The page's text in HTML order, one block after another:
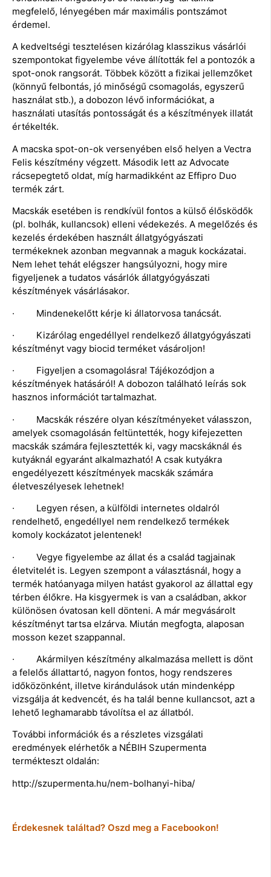
megfelelő, lényegében már maximális pontszámot
érdemel.
A kedveltségi tesztelésen kizárólag klasszikus vásárlói
szempontokat figyelembe véve állították fel a pontozók a
spot-onok rangsorát. Többek között a fizikai jellemzőket
(könnyű felbontás, jó minőségű csomagolás, egyszerű
használat stb.), a dobozon lévő információkat, a
használati utasítás pontosságát és a készítmények illatát
értékelték.
A macska spot-on-ok versenyében első helyen a Vectra
Felis készítmény végzett. Második lett az Advocate
rácsepegtető oldat, míg harmadikként az Effipro Duo
termék zárt.
Macskák esetében is rendkívül fontos a külső élősködők
(pl. bolhák, kullancsok) elleni védekezés. A megelőzés és
kezelés érdekében használt állatgyógyászati
termékeknek azonban megvannak a maguk kockázatai.
Nem lehet tehát elégszer hangsúlyozni, hogy mire
figyeljenek a tudatos vásárlók állatgyógyászati
készítmények vásárlásakor.
· Mindenekelőtt kérje ki állatorvosa tanácsát.
· Kizárólag engedéllyel rendelkező állatgyógyászati
készítményt vagy biocid terméket vásároljon!
· Figyeljen a csomagolásra! Tájékozódjon a
készítmények hatásáról! A dobozon található leírás sok
hasznos információt tartalmazhat.
· Macskák részére olyan készítményeket válasszon,
amelyek csomagolásán feltüntették, hogy kifejezetten
macskák számára fejlesztették ki, vagy macskáknál és
kutyáknál egyaránt alkalmazható! A csak kutyákra
engedélyezett készítmények macskák számára
életveszélyesek lehetnek!
· Legyen résen, a külföldi internetes oldalról
rendelhető, engedéllyel nem rendelkező termékek
komoly kockázatot jelentenek!
· Vegye figyelembe az állat és a család tagjainak
életvitelét is. Legyen szempont a választásnál, hogy a
termék hatóanyaga milyen hatást gyakorol az állattal egy
térben élőkre. Ha kisgyermek is van a családban, akkor
különösen óvatosan kell dönteni. A már megvásárolt
készítményt tartsa elzárva. Miután megfogta, alaposan
mosson kezet szappannal.
· Akármilyen készítmény alkalmazása mellett is dönt
a felelős állattartó, nagyon fontos, hogy rendszeres
időközönként, illetve kirándulások után mindenképp
vizsgálja át kedvencét, és ha talál benne kullancsot, azt a
lehető leghamarabb távolítsa el az állatból.
További információk és a részletes vizsgálati
eredmények elérhetők a NÉBIH Szupermenta
termékteszt oldalán:
http://szupermenta.hu/nem-bolhanyi-hiba/
Érdekesnek találtad? Oszd meg a Facebookon!